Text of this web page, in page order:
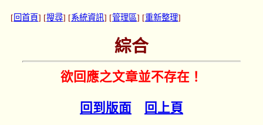
[ 回首頁] [搜尋] [系統資訊] [管理區] [重新整理]
綜合
欲回應之文章並不存在！
回到版面 回上頁